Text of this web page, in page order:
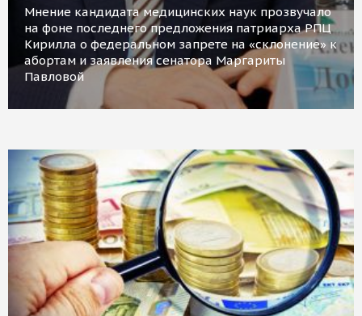
Мнение кандидата медицинских наук прозвучало
на фоне последнего предложения патриарха РПЦ
Кирилла о федеральном запрете на «склонение» к
абортам и заявления сенатора Маргариты
Павловой